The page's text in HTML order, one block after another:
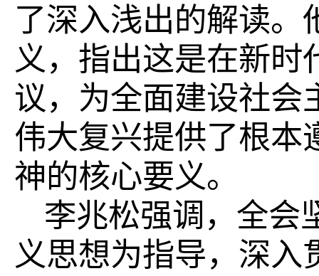
了深入浅出的解读。
义，指出这是在新时
议，为全面建设社会
伟大复兴提供了根本
神的核心要义。
李兆松强调，全会
义思想为指导，深入